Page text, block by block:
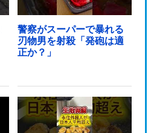
警察がスーパーで暴れる
刃物男を射殺「発砲は適
正か？」